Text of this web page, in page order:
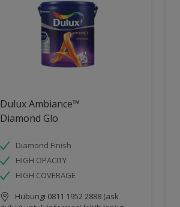
Dulux Ambiance™
Diamond Glo
Diamond Finish
HIGH OPACITY
HIGH COVERAGE
Hubungi 0811 1952 2888 (ask